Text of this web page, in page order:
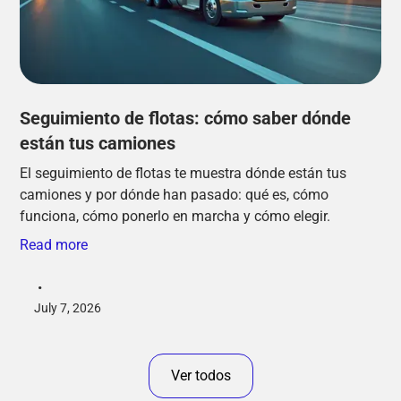
Seguimiento de flotas: cómo saber dónde
están tus camiones
El seguimiento de flotas te muestra dónde están tus
camiones y por dónde han pasado: qué es, cómo
funciona, cómo ponerlo en marcha y cómo elegir.
Read more
•
July 7, 2026
Ver todos